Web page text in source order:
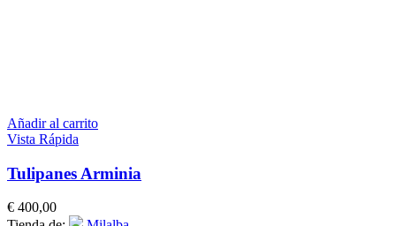
Añadir al carrito
Vista Rápida
Tulipanes Arminia
€ 400,00